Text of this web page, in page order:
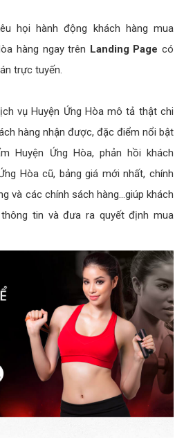
họi hành động khách hàng mua
hàng ngay trên Landing Page có
trực tuyến.
vụ Huyện Ứng Hòa mô tả thật chi
hàng nhận được, đặc điểm nổi bật
Huyện Ứng Hòa, phản hồi khách
Hòa cũ, bảng giá mới nhất, chính
và các chính sách hàng...giúp khách
tin và đưa ra quyết định mua